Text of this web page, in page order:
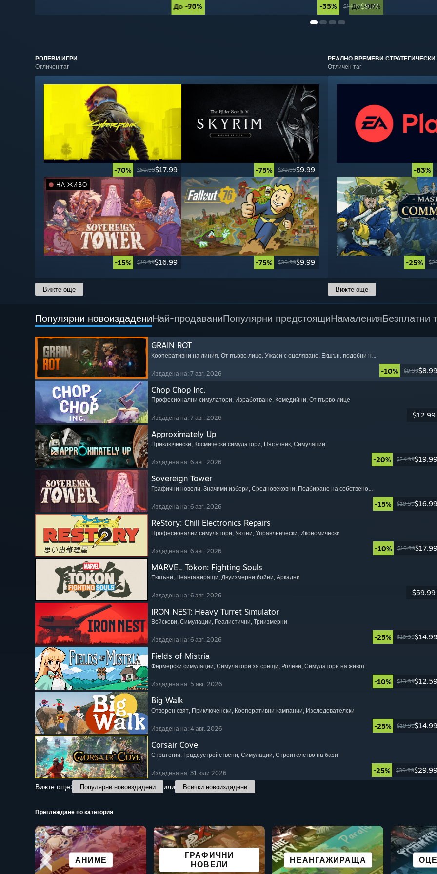
До -75% -35% $14.99$9.74
До -90% До -90%
РОЛЕВИ ИГРИ
Отличен таг
-70% $59.99$17.99 -75% $39.99$9.99
-15% $19.99$16.99
НА ЖИВО
-75% $39.99$9.99
Вижте още
РЕАЛНО ВРЕМЕВИ СТРАТЕГИЧЕСКИ
Отличен таг
-83%
-25%
Вижте още
Популярни новоиздадениНай-продаваниПопулярни предстоящиНамаленияБезплатни
GRAIN ROT
Кооперативни на линия, От първо лице, Ужаси с оцеляване, Екшън, подобни на Rogue
Издадена на: 7 авг. 2026 -10% $9.99$8.99
Chop Chop Inc.
Професионални симулатори, Изработване, Комедийни, От първо лице
Издадена на: 7 авг. 2026 $12.99
Approximately Up
Приключенски, Космически симулатори, Пясъчник, Симулации
Издадена на: 6 авг. 2026 -20% $24.99$19.99
Sovereign Tower
Графични новели, Значими избори, Средновековни, Подбиране на собствено приключение
Издадена на: 6 авг. 2026 -15% $19.99$16.99
ReStory: Chill Electronics Repairs
Професионални симулатори, Уютни, Управленчески, Икономически
Издадена на: 6 авг. 2026 -10% $19.99$17.99
MARVEL Tōkon: Fighting Souls
Екшъни, Неангажиращи, Двуизмерни бойни, Аркадни
Издадена на: 6 авг. 2026 $59.99
IRON NEST: Heavy Turret Simulator
Войскови, Симулации, Реалистични, Триизмерни
Издадена на: 6 авг. 2026 -25% $19.99$14.99
Fields of Mistria
Фермерски симулации, Симулатори за срещи, Ролеви, Симулатори на живот
Издадена на: 5 авг. 2026 -10% $13.99$12.59
Big Walk
Отворен свят, Приключенски, Кооперативни кампании, Изследователски
Издадена на: 4 авг. 2026 -25% $19.99$14.99
Corsair Cove
Стратегии, Градоустройствени, Симулации, Строителство на бази
Издадена на: 31 юли 2026 -25% $39.99$29.99
Вижте още:
Популярни новоиздадени или Всички новоиздадени
Преглеждане по категория
АНИМЕ
ГРАФИЧНИ
НОВЕЛИ
НЕАНГАЖИРАЩА
БЕЗПЛАТНИ ЗА
ПУСКАНЕ
ВСИЧКИ СПОРТНИ ЕКШЪНИ
И
БОЙНИ УЖАСИ ПИЩЕН СЮЖЕТ
И
РОЛЕВИ ПРИКЛЮЧЕНСКА СТРАТЕГИЯ